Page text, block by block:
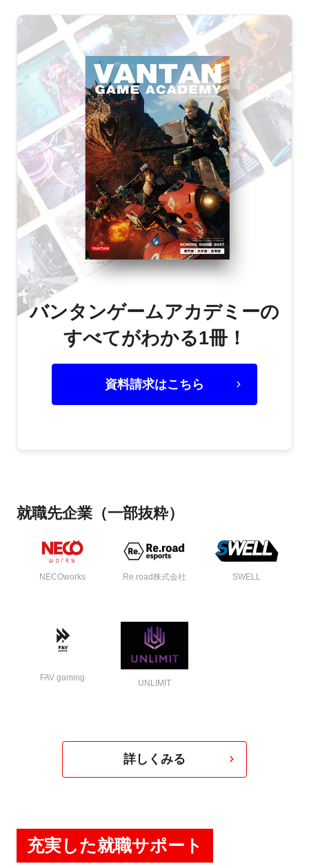
バンタンゲームアカデミーの
すべてがわかる1冊！
資料請求はこちら
就職先企業（一部抜粋）
NECOworks Re.road株式会社 SWELL
FAV gaming
UNLIMIT
詳しくみる
充実した就職サポート